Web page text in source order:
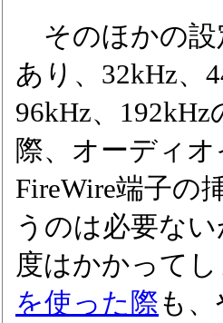
そのほかの設
あり、32kHz、
96kHz、
際、オーディ
FireWire端子の
うのは必要な
度はかかってし
を使った際も